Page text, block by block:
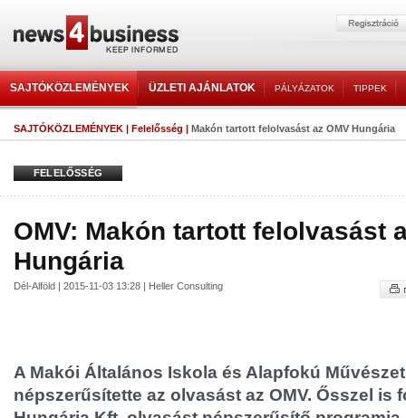
SAJTÓKÖZLEMÉNYEK ÜZLETI AJÁNLATOK PÁLYÁZATOK TIPPEK
SAJTÓKÖZLEMÉNYEK | Felelősség | Makón tartott felolvasást az OMV Hungária
FELELŐSSÉG
OMV: Makón tartott felolvasást
Hungária
Dél-Alföld | 2015-11-03 13:28 | Heller Consulting
A Makói Általános Iskola és Alapfokú
népszerűsítette az olvasást az OMV. Ősszel is